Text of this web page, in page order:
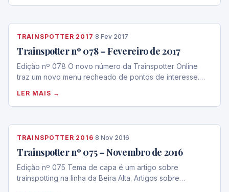
TRAINSPOTTER 2017 ·8 Fev 2017
Trainspotter nº 078 – Fevereiro de 2017
Edição nº 078 O novo número da Trainspotter Online
traz um novo menu recheado de pontos de interesse.…
LER MAIS →
TRAINSPOTTER 2016·8 Nov 2016
Trainspotter nº 075 – Novembro de 2016
Edição nº 075 Tema de capa é um artigo sobre
trainspotting na linha da Beira Alta. Artigos sobre…